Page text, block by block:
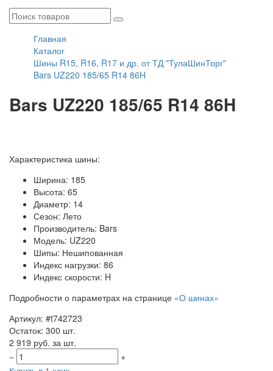
Главная
Каталог
Шины R15, R16, R17 и др. от ТД "ТулаШинТорг"
Bars UZ220 185/65 R14 86H
Bars UZ220 185/65 R14 86H
Характеристика шины:
Ширина: 185
Высота: 65
Диаметр: 14
Сезон: Лето
Производитель: Bars
Модель: UZ220
Шипы: Нешипованная
Индекс нагрузки: 86
Индекс скорости: H
Подробности о параметрах на странице «О шинах»
Артикул: #t742723
Остаток: 300 шт.
2 919 руб. за шт.
−
+